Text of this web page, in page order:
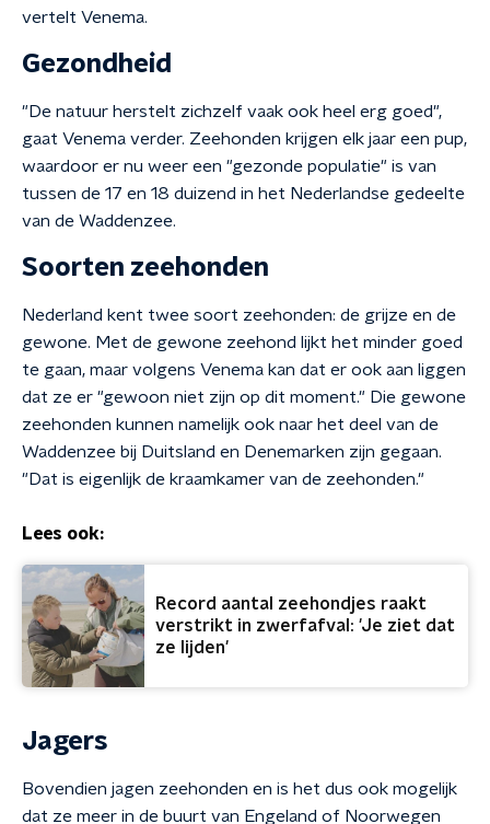
vertelt Venema.
Gezondheid
"De natuur herstelt zichzelf vaak ook heel erg goed",
gaat Venema verder. Zeehonden krijgen elk jaar een pup,
waardoor er nu weer een "gezonde populatie" is van
tussen de 17 en 18 duizend in het Nederlandse gedeelte
van de Waddenzee.
Soorten zeehonden
Nederland kent twee soort zeehonden: de grijze en de
gewone. Met de gewone zeehond lijkt het minder goed
te gaan, maar volgens Venema kan dat er ook aan liggen
dat ze er "gewoon niet zijn op dit moment." Die gewone
zeehonden kunnen namelijk ook naar het deel van de
Waddenzee bij Duitsland en Denemarken zijn gegaan.
"Dat is eigenlijk de kraamkamer van de zeehonden."
Lees ook:
Record aantal zeehondjes raakt
verstrikt in zwerfafval: 'Je ziet dat
ze lijden'
Jagers
Bovendien jagen zeehonden en is het dus ook mogelijk
dat ze meer in de buurt van Engeland of Noorwegen